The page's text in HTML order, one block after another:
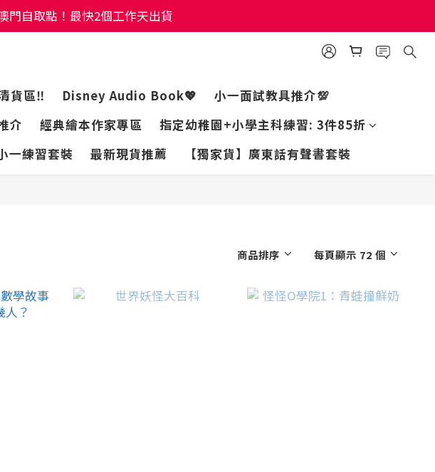
門自取點！最快2個工作天出貨
門自取點！最快2個工作天出貨
門自取點！最快2個工作天出貨
貨區‼️ Disney Audio Book💖
小一面試教具推介💯
介 經典繪本作家專區
指定幼稚園+小學主科練習: 3件85折
一練習套裝 最新現貨推薦 【獨家貨】廣東話有聲書套裝
商品排序 每頁顯示 72 個